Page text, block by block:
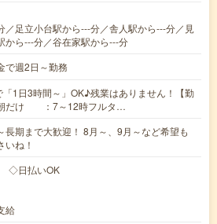
／足立小台駅から---分／舎人駅から---分／見
から---分／谷在家駅から---分
で週2日～勤務
1日3時間～」OK♪残業はありません！【勤
だけ ：7～12時フルタ…
長期まで大歓迎！ 8月～、9月～など希望も
いね！
◇日払いOK
給